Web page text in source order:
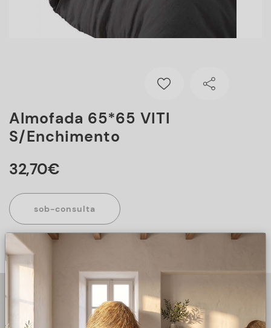
Almofada 65*65 VITI
S/enchimento
32,70€
sob-consulta
Este artigo encontra-se sob consulta, para mais informações
sobre o artigo, preencha o formulário abaixo.